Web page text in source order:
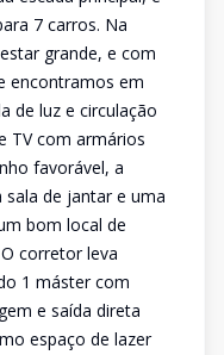
7 carros. Na
grande, e com
encontramos em
de luz e circulação
TV com armários
favorável, a
de jantar e uma
bom local de
corretor leva
1 máster com
e saída direta
espaço de lazer